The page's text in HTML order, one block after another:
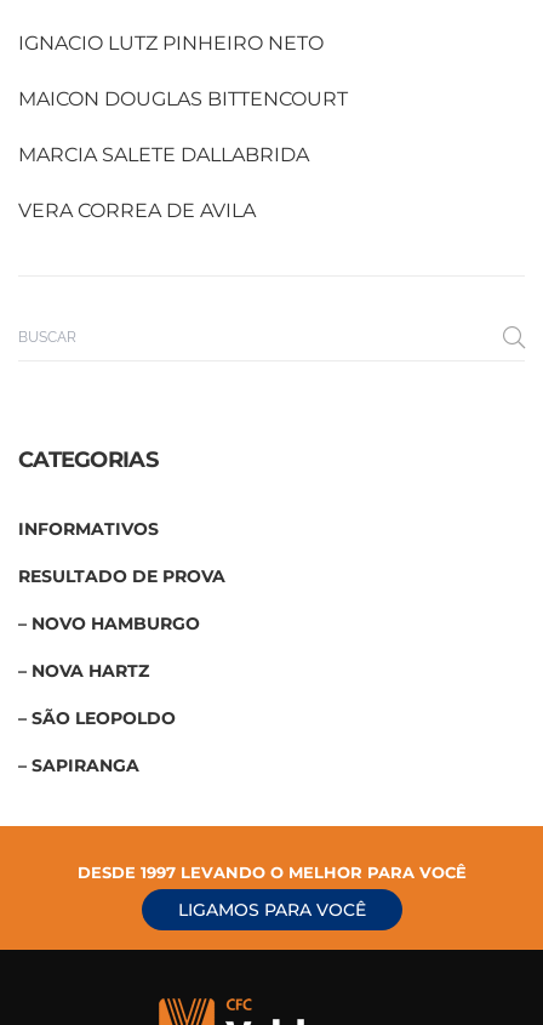
IGNACIO LUTZ PINHEIRO NETO
MAICON DOUGLAS BITTENCOURT
MARCIA SALETE DALLABRIDA
VERA CORREA DE AVILA
CATEGORIAS
INFORMATIVOS
RESULTADO DE PROVA
– NOVO HAMBURGO
– NOVA HARTZ
– SÃO LEOPOLDO
– SAPIRANGA
DESDE 1997 LEVANDO O MELHOR PARA VOCÊ
LIGAMOS PARA VOCÊ